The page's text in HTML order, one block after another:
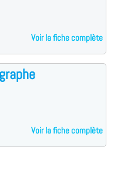
Voir la fiche complète
Voir la fiche complète